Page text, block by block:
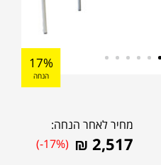
17%
הנחה
מחיר לאחר הנחה:
₪ 2,517
(-17%)